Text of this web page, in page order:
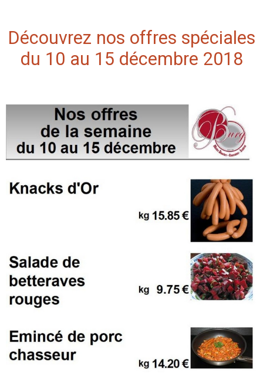
Découvrez nos offres spéciales
du 10 au 15 décembre 2018